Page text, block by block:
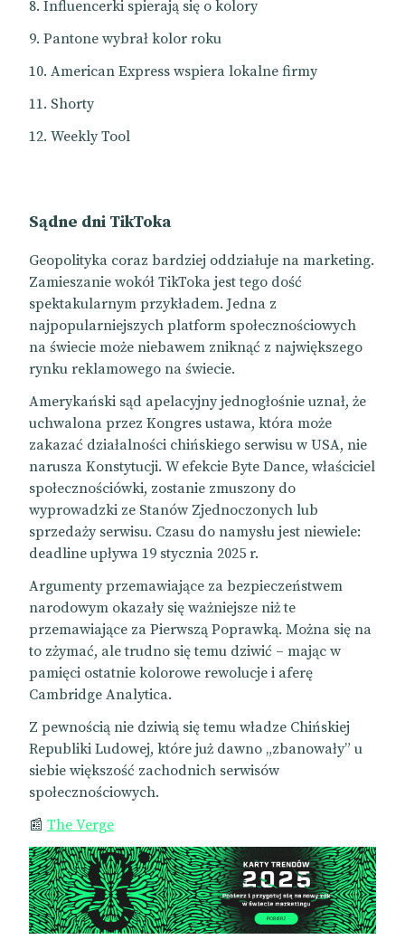
Influencerki spierają się o kolory
Pantone wybrał kolor roku
American Express wspiera lokalne firmy
Shorty
Weekly Tool
Sądne dni TikToka
Geopolityka coraz bardziej oddziałuje na marketing.
Zamieszanie wokół TikToka jest tego dość
spektakularnym przykładem. Jedna z
najpopularniejszych platform społecznościowych
na świecie może niebawem zniknąć z największego
rynku reklamowego na świecie.
Amerykański sąd apelacyjny jednogłośnie uznał, że
uchwalona przez Kongres ustawa, która może
zakazać działalności chińskiego serwisu w USA, nie
narusza Konstytucji. W efekcie Byte Dance, właściciel
społecznościówki, zostanie zmuszony do
wyprowadzki ze Stanów Zjednoczonych lub
sprzedaży serwisu. Czasu do namysłu jest niewiele:
deadline upływa 19 stycznia 2025 r.
Argumenty przemawiające za bezpieczeństwem
narodowym okazały się ważniejsze niż te
przemawiające za Pierwszą Poprawką. Można się na
to zżymać, ale trudno się temu dziwić – mając w
pamięci ostatnie kolorowe rewolucje i aferę
Cambridge Analytica.
Z pewnością nie dziwią się temu władze Chińskiej
Republiki Ludowej, które już dawno „zbanowały” u
siebie większość zachodnich serwisów
społecznościowych.
📰 The Verge